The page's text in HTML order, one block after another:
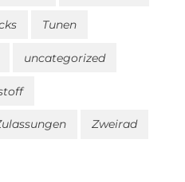
Tunen
uncategorized
Zweirad